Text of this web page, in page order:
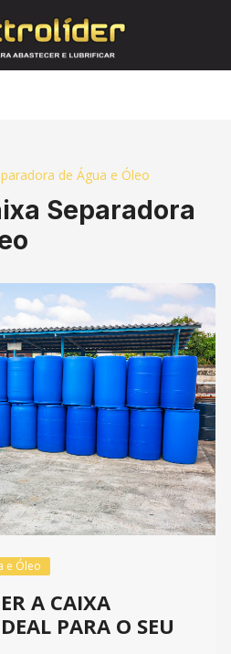
de Água e Óleo
Separadora
e Óleo
A CAIXA
PARA O SEU